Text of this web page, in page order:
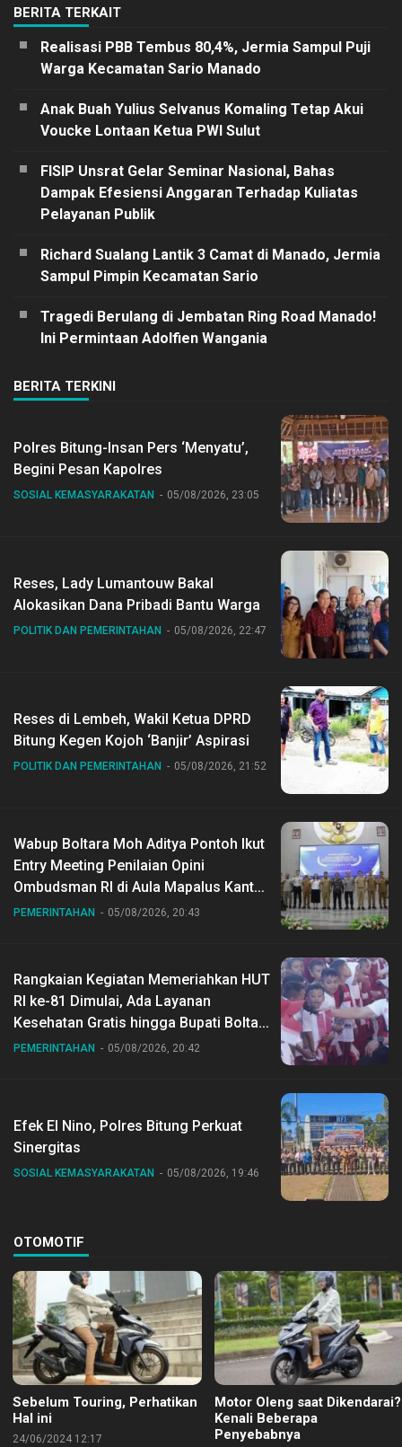
BERITA TERKAIT
Realisasi PBB Tembus 80,4%, Jermia Sampul Puji
Warga Kecamatan Sario Manado
Anak Buah Yulius Selvanus Komaling Tetap Akui
Voucke Lontaan Ketua PWI Sulut
FISIP Unsrat Gelar Seminar Nasional, Bahas
Dampak Efesiensi Anggaran Terhadap Kuliatas
Pelayanan Publik
Richard Sualang Lantik 3 Camat di Manado, Jermia
Sampul Pimpin Kecamatan Sario
Tragedi Berulang di Jembatan Ring Road Manado!
Ini Permintaan Adolfien Wangania
BERITA TERKINI
Polres Bitung-Insan Pers ‘Menyatu’,
Begini Pesan Kapolres
SOSIAL KEMASYARAKATAN 05/08/2026, 23:05
Reses, Lady Lumantouw Bakal
Alokasikan Dana Pribadi Bantu Warga
POLITIK DAN PEMERINTAHAN 05/08/2026, 22:47
Reses di Lembeh, Wakil Ketua DPRD
Bitung Kegen Kojoh ‘Banjir’ Aspirasi
POLITIK DAN PEMERINTAHAN 05/08/2026, 21:52
Wabup Boltara Moh Aditya Pontoh Ikut
Entry Meeting Penilaian Opini
Ombudsman RI di Aula Mapalus Kantur
Gubernur Sulut
PEMERINTAHAN 05/08/2026, 20:43
Rangkaian Kegiatan Memeriahkan HUT
RI ke-81 Dimulai, Ada Layanan
Kesehatan Gratis hingga Bupati Boltara
Dr Sirajudin Lasena Ikut Jalan Sehat
PEMERINTAHAN 05/08/2026, 20:42
Efek El Nino, Polres Bitung Perkuat
Sinergitas
SOSIAL KEMASYARAKATAN 05/08/2026, 19:46
OTOMOTIF
Sebelum Touring, Perhatikan
Hal ini
24/06/2024 12:17
Motor Oleng saat Dikendarai?
Kenali Beberapa
Penyebabnya